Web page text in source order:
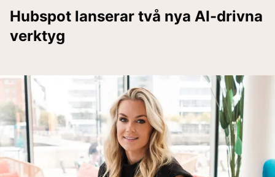
Hubspot lanserar två nya AI-drivna
verktyg